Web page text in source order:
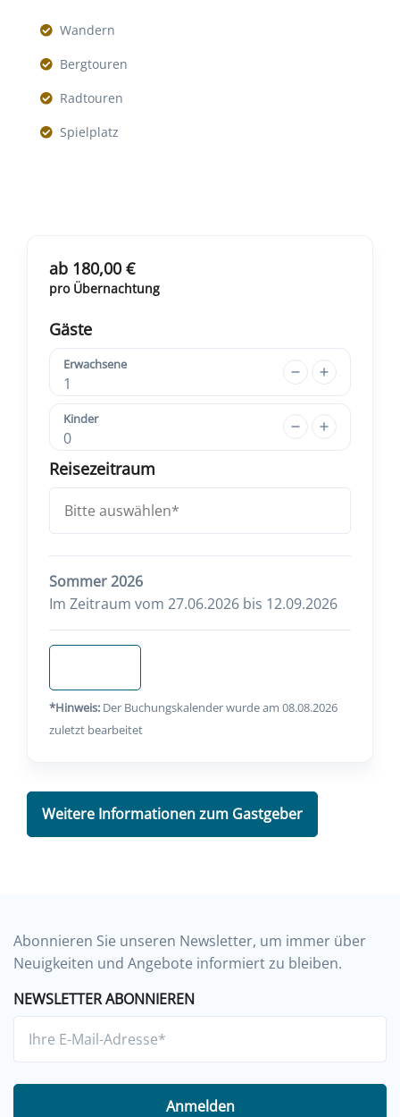
Wandern
Bergtouren
Radtouren
Spielplatz
ab 180,00 €
pro Übernachtung
Gäste
Erwachsene
1
Kinder
0
Reisezeitraum
Sommer 2026
Im Zeitraum vom 27.06.2026 bis 12.09.2026
*Hinweis: Der Buchungskalender wurde am 08.08.2026
zuletzt bearbeitet
Weitere Informationen zum Gastgeber
Abonnieren Sie unseren Newsletter, um immer über
Neuigkeiten und Angebote informiert zu bleiben.
NEWSLETTER ABONNIEREN
Anmelden